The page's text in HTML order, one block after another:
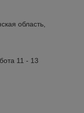
область,
11 - 13